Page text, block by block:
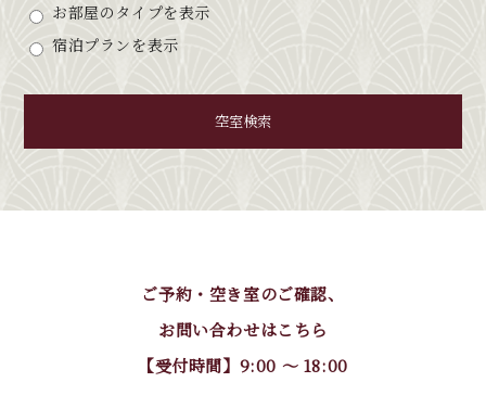
お部屋のタイプを表示
宿泊プランを表示
空室検索
ご予約・空き室のご確認、
お問い合わせはこちら
【受付時間】9:00 〜 18:00